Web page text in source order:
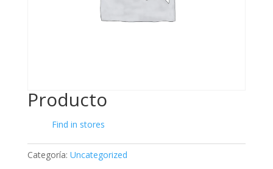
Producto
Find in stores
Categoría: Uncategorized